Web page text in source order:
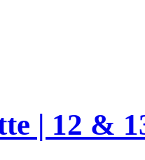
| 12 &